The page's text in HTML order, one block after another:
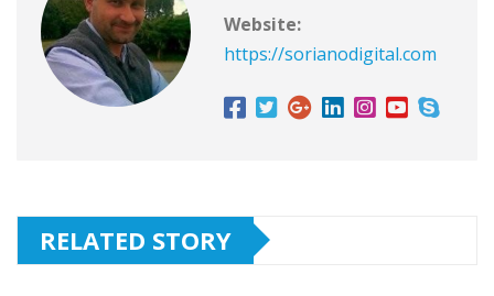
Website:
https://sorianodigital.com
RELATED STORY